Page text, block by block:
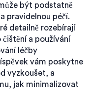
být podstatně
pravidelnou péčí.
detailně rozebírají
a používání
léčby
vám poskytne
vyzkoušet, a
jak minimalizovat